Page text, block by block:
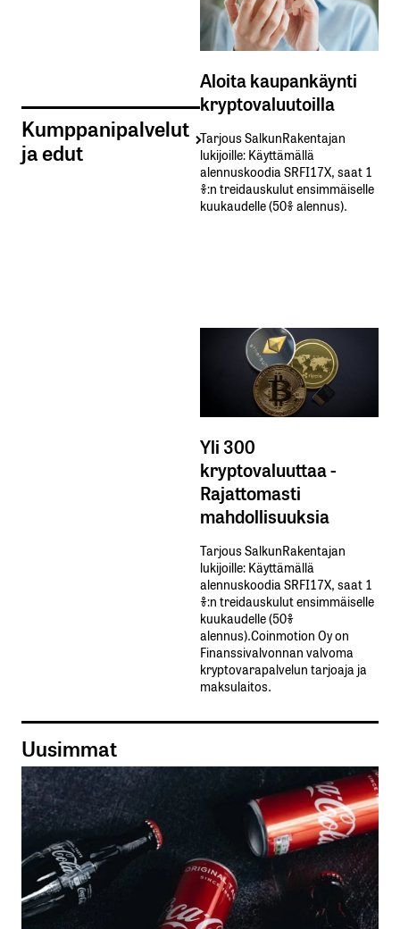
Kumppanipalvelut
ja edut
Aloita kaupankäynti
kryptovaluutoilla
Tarjous SalkunRakentajan
lukijoille: Käyttämällä​ ​
alennuskoodia​ ​SRFI17X,​ ​saat​ ​1
%:n treidauskulut​ ​ensimmäiselle​ ​
kuukaudelle​ ​(50%​ ​alennus).
Yli 300
kryptovaluuttaa -
Rajattomasti
mahdollisuuksia
Tarjous SalkunRakentajan
lukijoille: Käyttämällä​ ​
alennuskoodia​ ​SRFI17X,​ ​saat​ ​1
%:n treidauskulut​ ​ensimmäiselle​ ​
kuukaudelle​ ​(50%​ ​
alennus).Coinmotion Oy on
Finanssivalvonnan valvoma
kryptovarapalvelun tarjoaja ja
maksulaitos.
Uusimmat